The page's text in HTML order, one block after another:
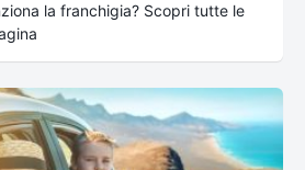
la franchigia? Scopri tutte le